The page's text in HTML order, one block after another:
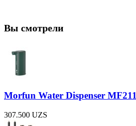
Вы смотрели
Morfun Water Dispenser MF211
307.500 UZS